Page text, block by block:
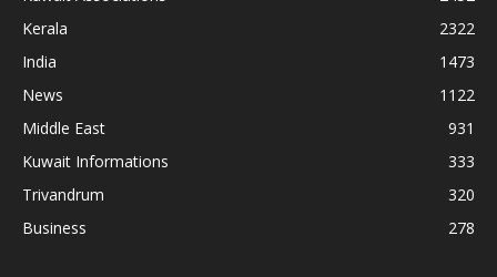
Kerala
2322
India
1473
News
1122
Middle East
931
Kuwait Informations
333
Trivandrum
320
Business
278